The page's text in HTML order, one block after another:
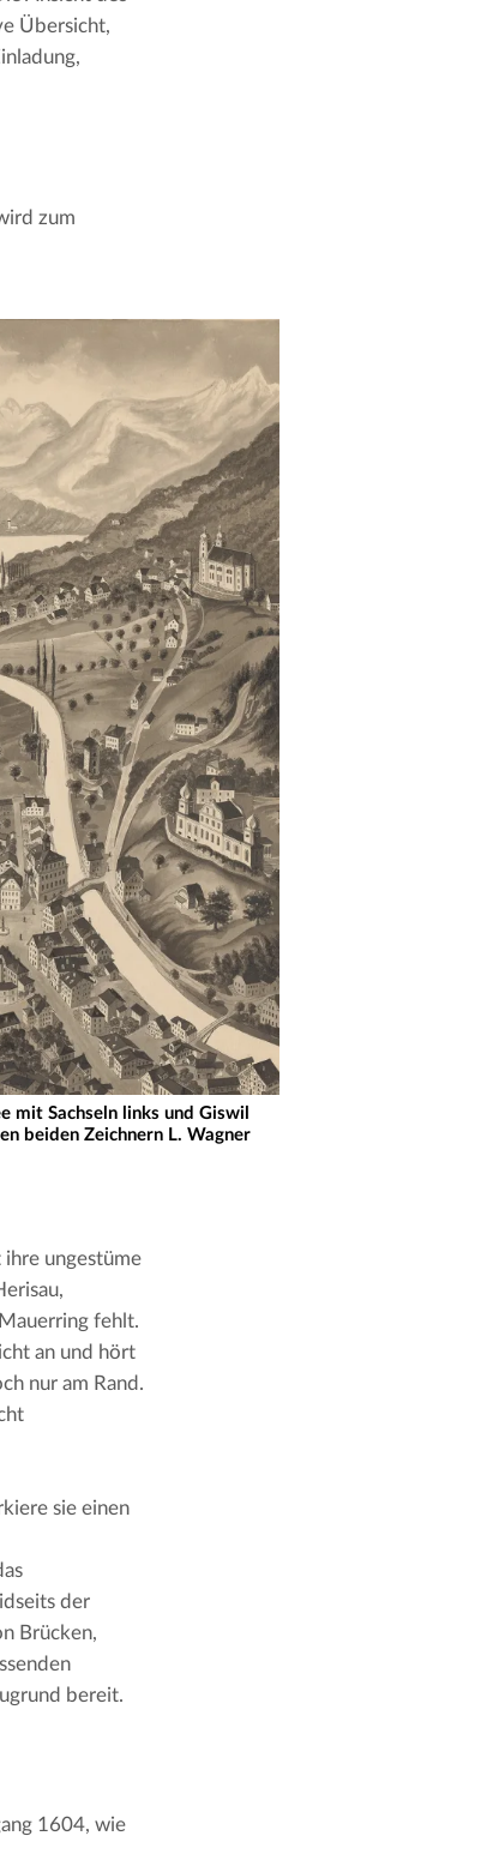
Übersicht,
zum
mit Sachseln links und Giswil
beiden Zeichnern L. Wagner
ungestüme
fehlt.
an und hört
nur am Rand.
sie einen
der
Brücken,
bereit.
1604, wie